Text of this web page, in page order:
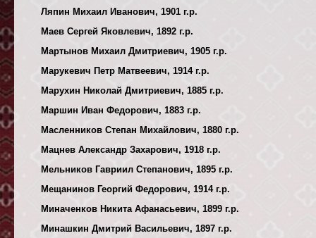
Ляпин Михаил Иванович, 1901 г.р.
Маев Сергей Яковлевич, 1892 г.р.
Мартынов Михаил Дмитриевич, 1905 г.р.
Марукевич Петр Матвеевич, 1914 г.р.
Марухин Николай Дмитриевич, 1885 г.р.
Маршин Иван Федорович, 1883 г.р.
Масленников Степан Михайлович, 1880 г.р.
Мацнев Александр Захарович, 1918 г.р.
Мельников Гавриил Степанович, 1895 г.р.
Мещанинов Георгий Федорович, 1914 г.р.
Миначенков Никита Афанасьевич, 1899 г.р.
Минашкин Дмитрий Васильевич, 1897 г.р.